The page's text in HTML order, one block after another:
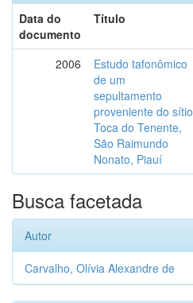
Data do
documento
Título
2006
Estudo tafonômico
de um
sepultamento
proveniente do sítio
Toca do Tenente,
São Raimundo
Nonato, Piauí
Busca facetada
Autor
Carvalho, Olívia Alexandre de